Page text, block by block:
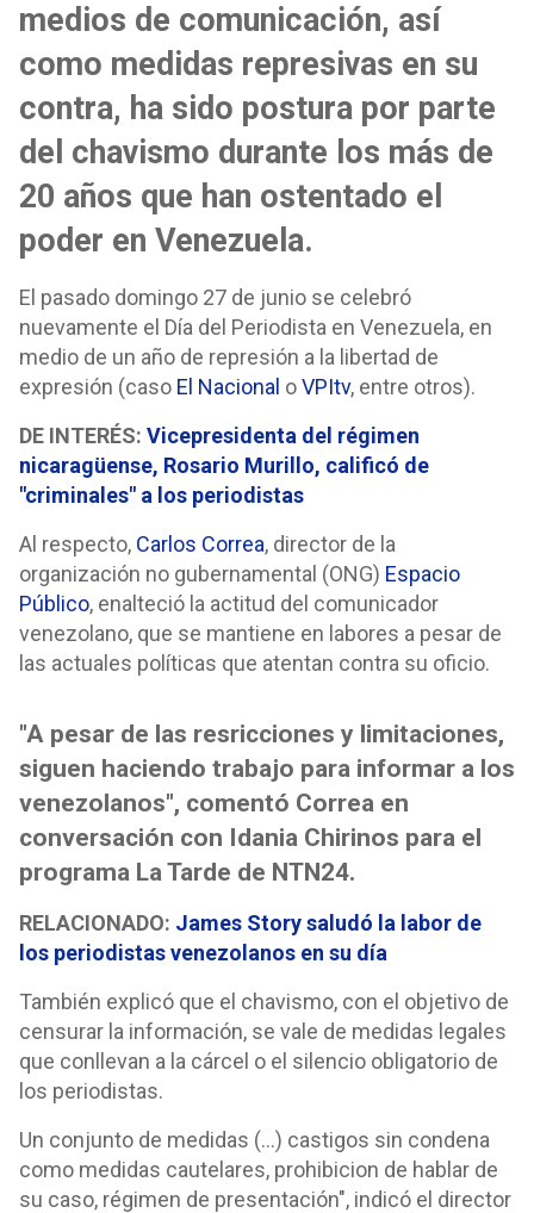
medios de comunicación, así
como medidas represivas en su
contra, ha sido postura por parte
del chavismo durante los más de
20 años que han ostentado el
poder en Venezuela.
El pasado domingo 27 de junio se celebró
nuevamente el Día del Periodista en Venezuela, en
medio de un año de represión a la libertad de
expresión (caso El Nacional oVPItv, entre otros).
DE INTERÉS: Vicepresidenta del régimen
nicaragüense, Rosario Murillo, calificó de
"criminales" a los periodistas
Al respecto, Carlos Correa, director de la
organización no gubernamental (ONG) Espacio
Público, enalteció la actitud del comunicador
venezolano, que se mantiene en labores a pesar de
las actuales políticas que atentan contra su oficio.
"A pesar de las resricciones y limitaciones,
siguen haciendo trabajo para informar a los
venezolanos", comentó Correa en
conversación con Idania Chirinos para el
programa La Tarde de NTN24.
RELACIONADO: James Story saludó la labor de
los periodistas venezolanos en su día
También explicó que el chavismo, con el objetivo de
censurar la información, se vale de medidas legales
que conllevan a la cárcel o el silencio obligatorio de
los periodistas.
Un conjunto de medidas (...) castigos sin condena
como medidas cautelares, prohibicion de hablar de
su caso, régimen de presentación", indicó el director